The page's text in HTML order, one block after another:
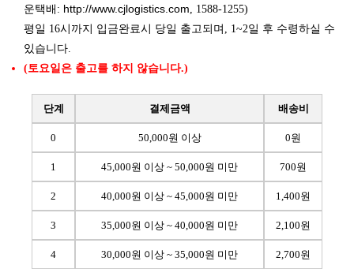
운택배: http://www.cjlogistics.com , 1588-1255)
평일 16시까지 입금완료시 당일 출고되며, 1~2일 후 수령하실 수
있습니다.
(토요일은 출고를 하지 않습니다.)
단계 결제금액 배송비
0 50,000원 이상 0원
1 45,000원 이상 ~ 50,000원 미만 700원
2 40,000원 이상 ~ 45,000원 미만 1,400원
3 35,000원 이상 ~ 40,000원 미만 2,100원
4 30,000원 이상 ~ 35,000원 미만 2,700원